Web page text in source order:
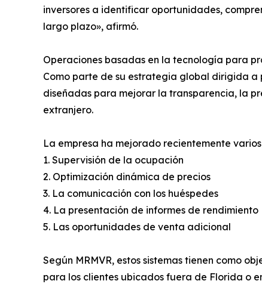
inversores a identificar oportunidades,
largo plazo», afirmó.
Operaciones basadas en la tecnología para
Como parte de su estrategia global dirigida a
diseñadas para mejorar la transparencia, la
extranjero.
La empresa ha mejorado recientemente
1. Supervisión de la ocupación
2. Optimización dinámica de precios
3. La comunicación con los huéspedes
4. La presentación de informes de rendimiento
5. Las oportunidades de venta adicional
Según MRMVR, estos sistemas tienen como
para los clientes ubicados fuera de Florida o